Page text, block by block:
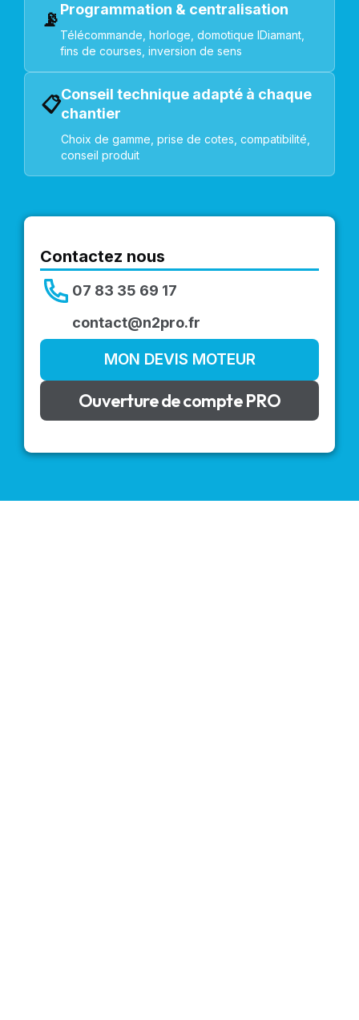
📡Programmation & centralisation
Télécommande, horloge, domotique IDiamant,
fins de courses, inversion de sens
📋Conseil technique adapté à chaque
chantier
Choix de gamme, prise de cotes, compatibilité,
conseil produit
Contactez nous
07 83 35 69 17
contact@n2pro.fr
MON DEVIS MOTEUR
Ouverture de compte PRO